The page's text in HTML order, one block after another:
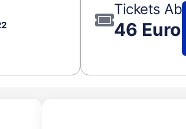
Tickets Ab
46 Euro